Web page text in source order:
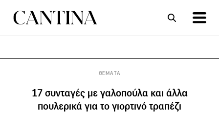
ΘΕΜΑΤΑ
17 συνταγές με γαλοπούλα και άλλα
πουλερικά για το γιορτινό τραπέζι